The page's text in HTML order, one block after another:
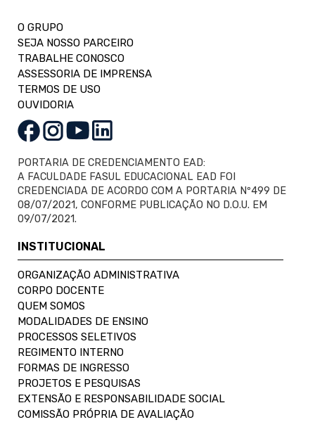
O GRUPO
SEJA NOSSO PARCEIRO
TRABALHE CONOSCO
ASSESSORIA DE IMPRENSA
TERMOS DE USO
OUVIDORIA
PORTARIA DE CREDENCIAMENTO EAD:
A FACULDADE FASUL EDUCACIONAL EAD FOI
CREDENCIADA DE ACORDO COM A PORTARIA Nº499 DE
08/07/2021, CONFORME PUBLICAÇÃO NO D.O.U. EM
09/07/2021.
INSTITUCIONAL
ORGANIZAÇÃO ADMINISTRATIVA
CORPO DOCENTE
QUEM SOMOS
MODALIDADES DE ENSINO
PROCESSOS SELETIVOS
REGIMENTO INTERNO
FORMAS DE INGRESSO
PROJETOS E PESQUISAS
EXTENSÃO E RESPONSABILIDADE SOCIAL
COMISSÃO PRÓPRIA DE AVALIAÇÃO